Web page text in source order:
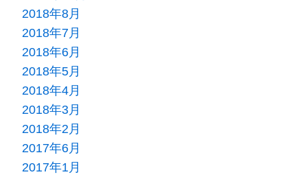
2018年8月
2018年7月
2018年6月
2018年5月
2018年4月
2018年3月
2018年2月
2017年6月
2017年1月